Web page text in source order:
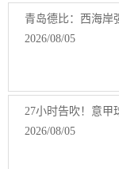
青岛德比：西海岸
2026/08/05
27小时告吹！意甲
2026/08/05